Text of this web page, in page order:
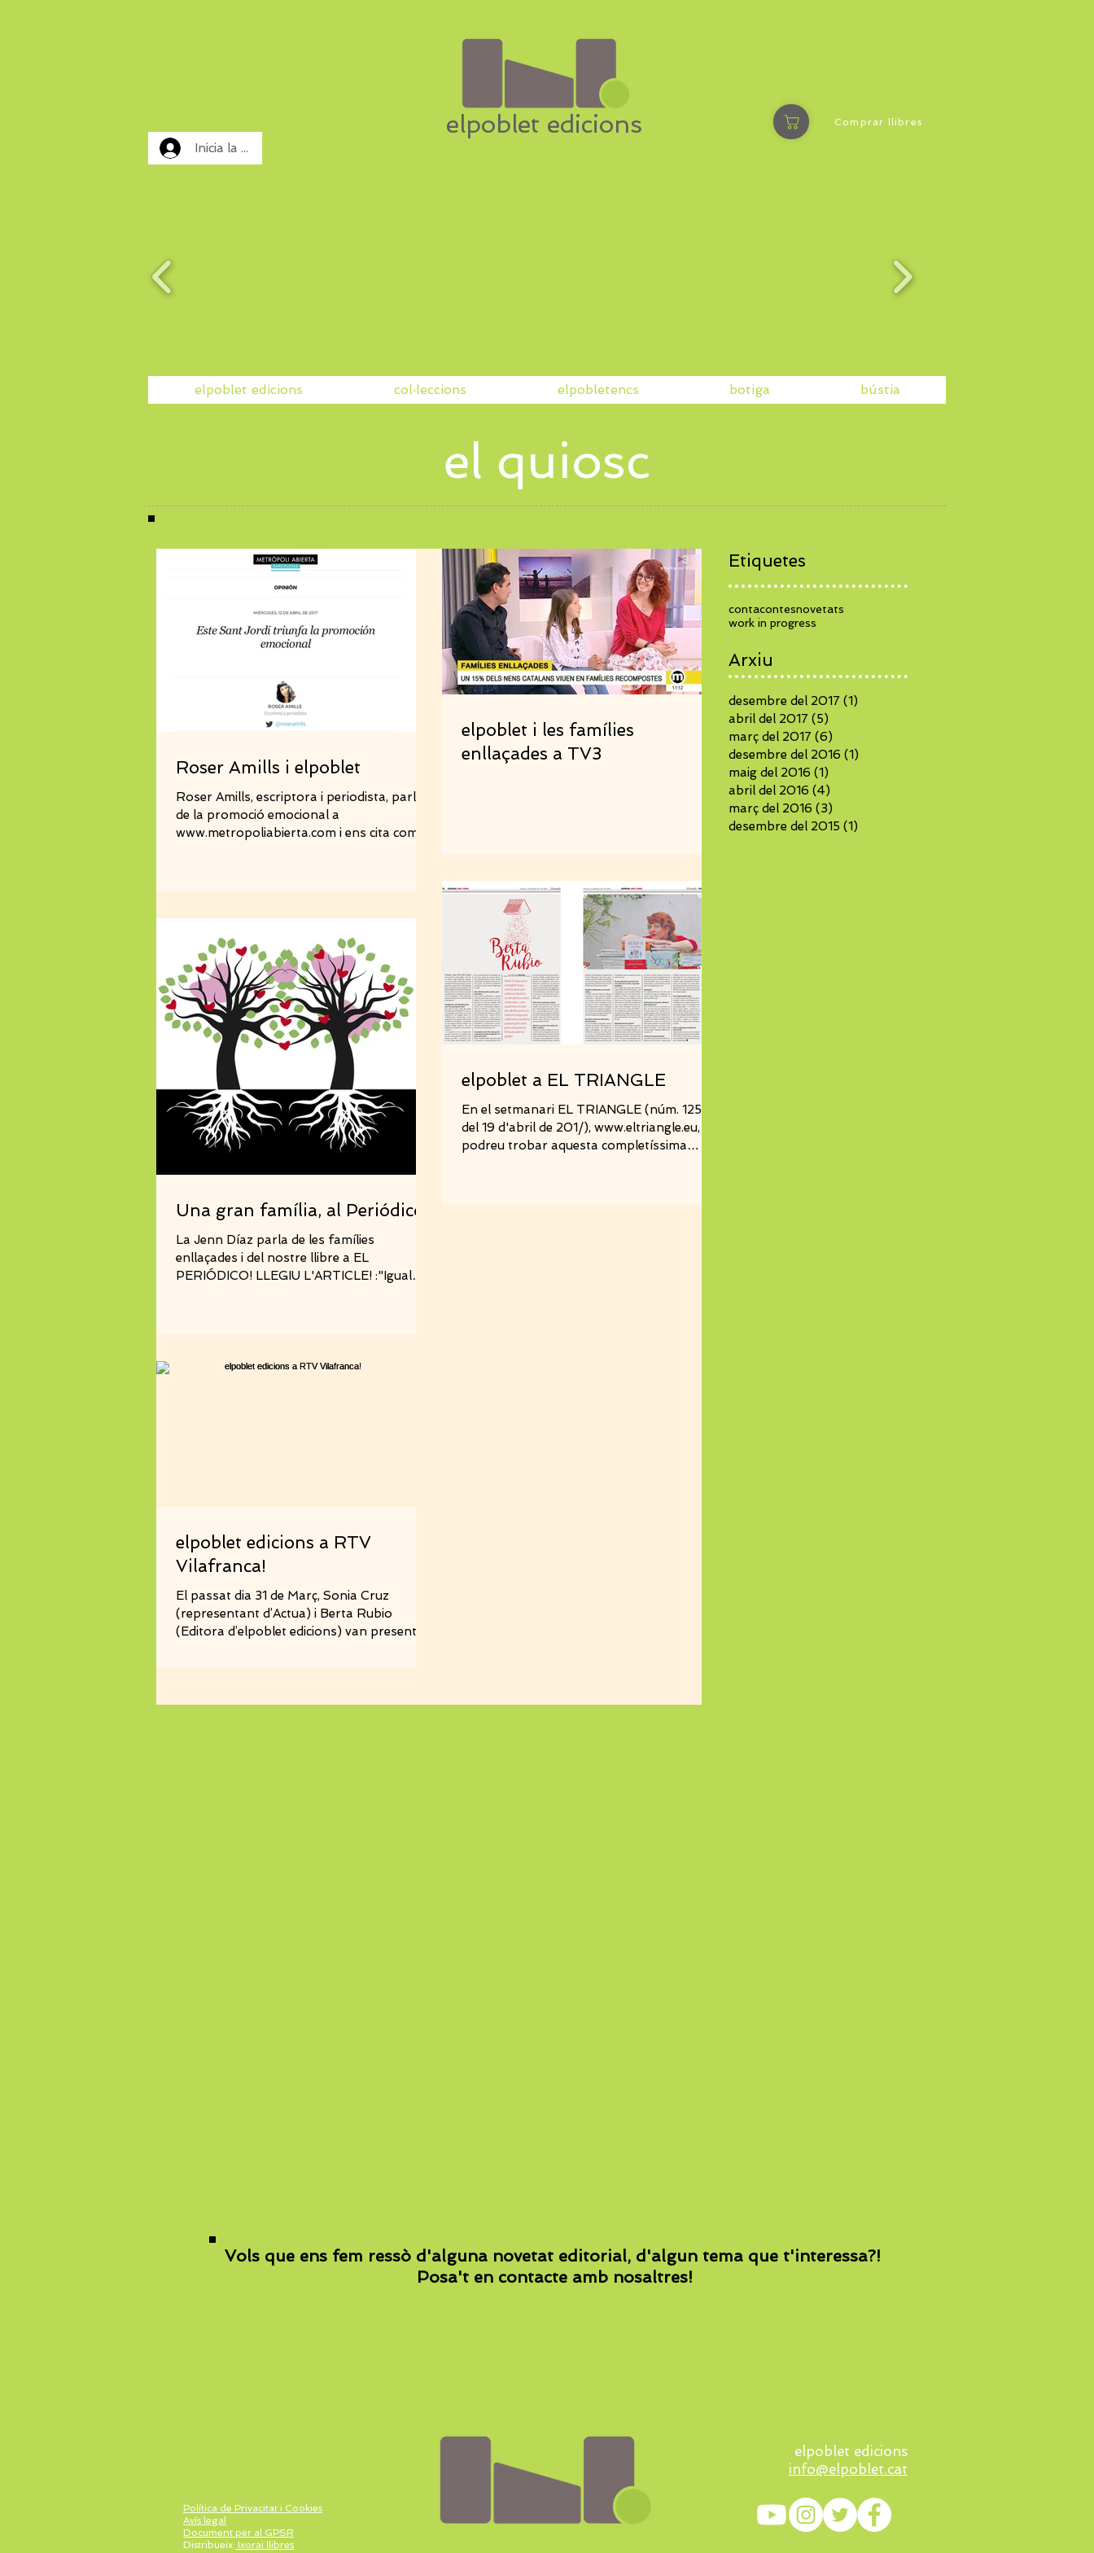
Inicia la sessió
elpoblet edicions Comprar llibres
elpoblet edicions col·leccions elpobletencs botiga bústia
el quiosc
Etiquetes
contacontesnovetats
work in progress
Arxiu
desembre del 2017 (1)
abril del 2017 (5)
març del 2017 (6)
desembre del 2016 (1)
maig del 2016 (1)
abril del 2016 (4)
març del 2016 (3)
desembre del 2015 (1)
Roser Amills i elpoblet
Roser Amills, escriptora i periodista, parla
de la promoció emocional a
www.metropoliabierta.com i ens cita com a
elpoblet i les famílies
enllaçades a TV3
Una gran família, al Periódico
La Jenn Díaz parla de les famílies
enllaçades i del nostre llibre a EL
PERIÓDICO! LLEGIU L'ARTICLE! :"Igual
elpoblet a EL TRIANGLE
En el setmanari EL TRIANGLE (núm. 1254,
del 19 d'abril de 201/), www.eltriangle.eu,
podreu trobar aquesta completíssima
elpoblet edicions a RTV
Vilafranca!
El passat dia 31 de Març, Sonia Cruz
(representant d’Actua) i Berta Rubio
(Editora d’elpoblet edicions) van presentar
Vols que ens fem ressò d'alguna novetat editorial, d'algun tema que t'interessa?!
Posa't en contacte amb nosaltres!
elpoblet edicions
info@elpoblet.cat
Política de Privacitat i Cookies
Avís legal
Document per al GPSR
Distribueix: Ixorai llibres